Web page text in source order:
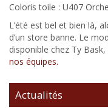
Coloris toile : U407
L’été est bel et bien là,
d’un store banne. Le
disponible chez Ty Bask,
nos équipes.
Actualités